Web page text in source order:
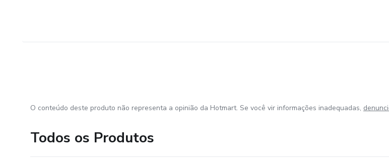
O conteúdo deste produto não representa a opinião da Hotmart. Se você vir informações inadequadas,
Todos os Produtos